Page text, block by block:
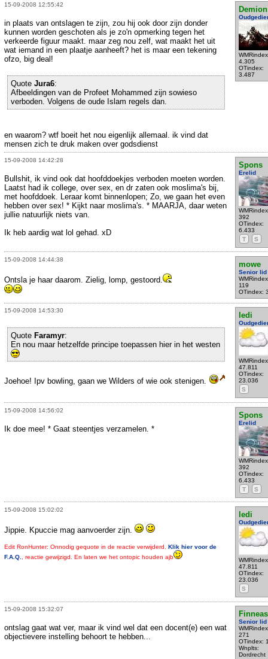
15-09-2008 12:55:42
Demion
4.305
OTindex:
3.487
in plaats van ontslagen te zijn, zou hij ook door zijn donder
kunnen worden geschoten als je zo'n opmerking tegen het
verkeerde figuur maakt. maar zeg nou zelf, wat maakt het uit
wat iemand in een plaatje aanheeft? het is maar een tekening
ofzo, big deal!
Quote Jura6:
Afbeeldingen van de Profeet Mohammed zijn sowieso
verboden. Volgens de oude Islam regels dan.
en waarom? wtf boeit het nou eigenlijk allemaal. ik vind dat
mensen zich te druk maken over godsdienst
15-09-2008 14:42:28
Spons
Erelid
392
OTindex:
6.433
T
S
Bullshit, ik vind ook dat hoofddoekjes verboden moeten worden.
Laatst had ik college, over sex, en dr zaten ook moslima's bij,
met hoofddoek. Leraar komt binnenlopen; Zo, we gaan het even
hebben over sex! * Kijkt naar moslima's. * MAARJA, daar weten
jullie natuurlijk niets van.
Ik heb aardig wat lol gehad. xD
15-09-2008 14:44:38
mowe
Senior lid
119
OTindex:
Ontsla je haar daarom. Zielig, lomp, gestoord.
15-09-2008 14:53:30
ledi
47.811
OTindex:
23.036
S
Quote Faramyr:
En nou maar hetzelfde principe toepassen hier in het westen
Joehoe! Ipv bowling, gaan we Wilders of wie ook stenigen.
15-09-2008 14:56:02
Spons
Erelid
392
OTindex:
6.433
T
S
Ik doe mee! * Gaat steentjes verzamelen. *
15-09-2008 15:02:02
ledi
47.811
OTindex:
23.036
S
Jippie. Kpuccie mag aanvoerder zijn.
Edit RonHunter: Onnodig gequote in de reactie verwijderd. Klik hier voor de
F.A.Q.
, reactie gewijzigd. En laten we het ontopic houden ajb
15-09-2008 15:32:07
Finneas
Senior lid
271
OTindex:
Wnplts:
Dordrecht
ontslag gaat wat ver, maar ik vind wel dat een docent(e) een wat
objectievere instelling behoort te hebben...